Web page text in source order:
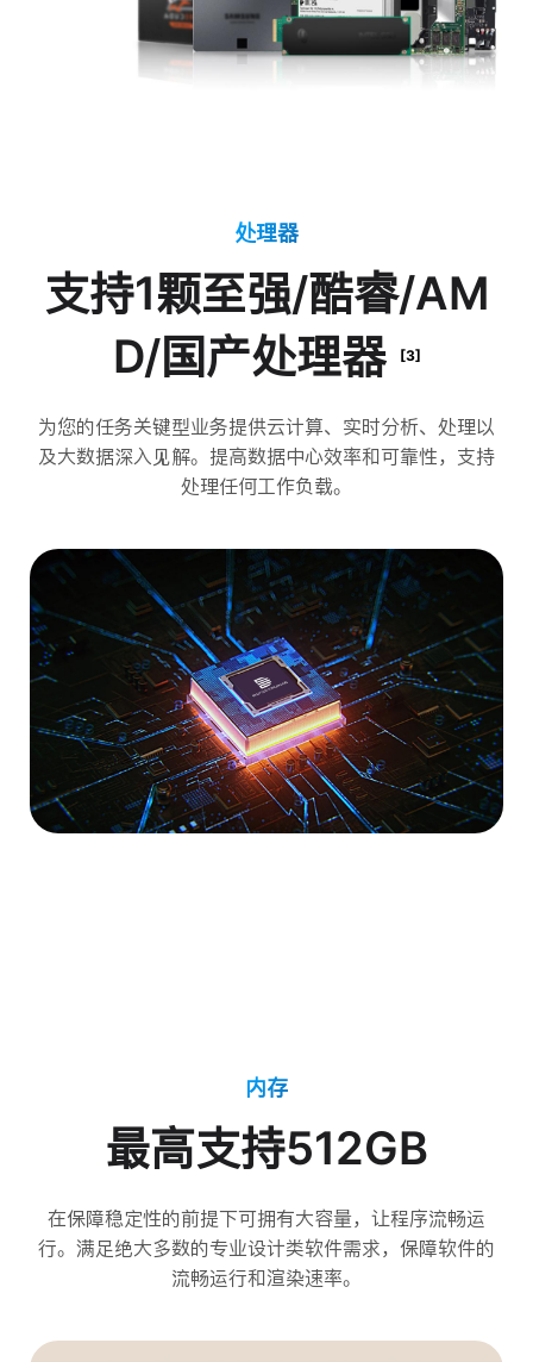
处理器
支持1颗至强/酷睿/AM
D/国产处理器
[3]
为您的任务关键型业务提供云计算、实时分析、处理以
及大数据深入见解。提高数据中心效率和可靠性，支持
处理任何工作负载。
内存
最高支持512GB
在保障稳定性的前提下可拥有大容量，让程序流畅运
行。满足绝大多数的专业设计类软件需求，保障软件的
流畅运行和渲染速率。